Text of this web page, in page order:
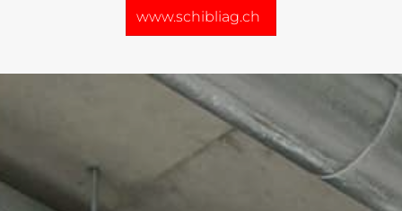
www.schibliag.ch